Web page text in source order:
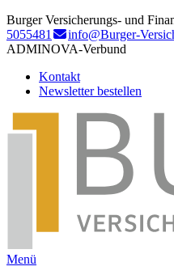
Burger Versicherungs- und
5055481
info@Burger-
ADMINOVA-Verbund
Kontakt
Newsletter bestellen
Menü